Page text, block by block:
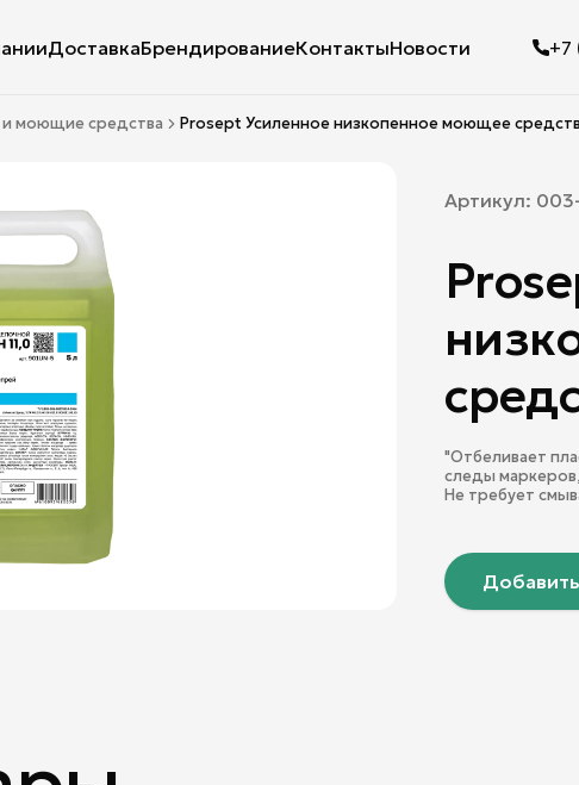
ДоставкаБрендированиеКонтактыНовости +7
и моющие средства Prosept Усиленное низкопенное моющее
Артикул:
"Отбеливает
следы
Не требует